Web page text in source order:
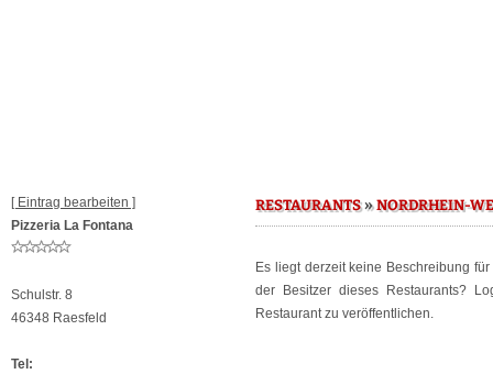
[ Eintrag bearbeiten ]
Pizzeria La Fontana
Schulstr. 8
46348 Raesfeld
Tel:
RESTAURANTS»NORDRHEIN-
Es liegt derzeit keine Beschreibung
der Besitzer dieses Restaurants?
Restaurant zu veröffentlichen.